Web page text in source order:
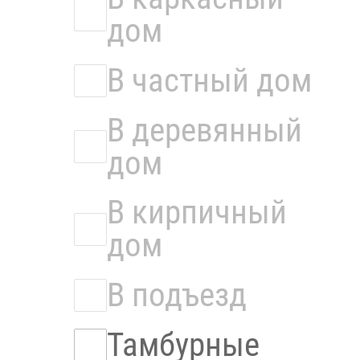
дом
В частный дом
В деревянный
дом
В кирпичный
дом
В подъезд
Тамбурные